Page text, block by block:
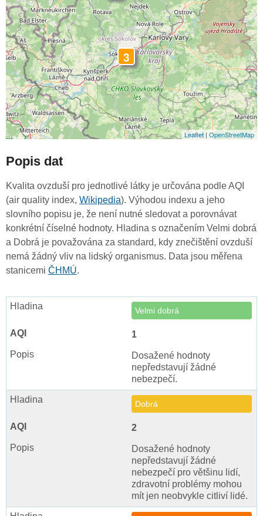
3
Leaflet| OpenStreetMap
Popis dat
Kvalita ovzduší pro jednotlivé látky je určována podle AQI
(air quality index, Wikipedia). Výhodou indexu a jeho
slovního popisu je, že není nutné sledovat a porovnávat
konkrétní číselné hodnoty. Hladina s označením Velmi dobrá
a Dobrá je považována za standard, kdy znečištění ovzduší
nemá žádný vliv na lidský organismus. Data jsou měřena
stanicemi ČHMÚ.
Velmi dobrá
1
Dosažené hodnoty
nepředstavují žádné
nebezpečí.
Dobrá
2
Dosažené hodnoty
nepředstavují žádné
nebezpečí pro většinu lidí,
zdravotní problémy mohou
mít jen neobvykle citliví lidé.